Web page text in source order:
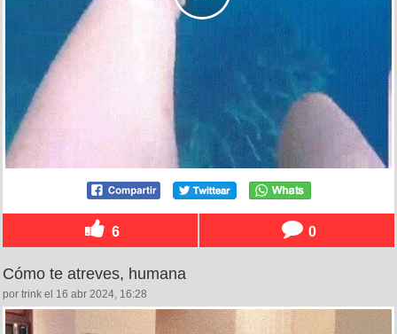
6 0
Cómo te atreves, humana
por trink el 16 abr 2024, 16:28